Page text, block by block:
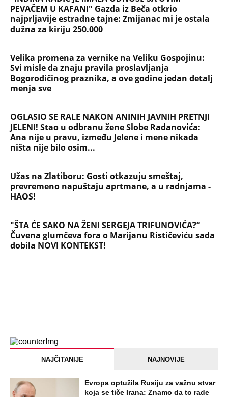
PEVAČEM U KAFANI" Gazda iz Beča otkrio
najprljavije estradne tajne: Zmijanac mi je ostala
dužna za kiriju 250.000
Velika promena za vernike na Veliku Gospojinu:
Svi misle da znaju pravila proslavljanja
Bogorodičinog praznika, a ove godine jedan detalj
menja sve
OGLASIO SE RALE NAKON ANINIH JAVNIH PRETNJI
JELENI! Stao u odbranu žene Slobe Radanovića:
Ana nije u pravu, između Jelene i mene nikada
ništa nije bilo osim...
Užas na Zlatiboru: Gosti otkazuju smeštaj,
prevremeno napuštaju aprtmane, a u radnjama -
HAOS!
"ŠTA ĆE SAKO NA ŽENI SERGEJA TRIFUNOVIĆA?“
Čuvena glumčeva fora o Marijanu Rističeviću sada
dobila NOVI KONTEKST!
NAJČITANIJE NAJNOVIJE
Evropa optužila Rusiju za važnu stvar
koja se tiče Irana: Znamo da to rade